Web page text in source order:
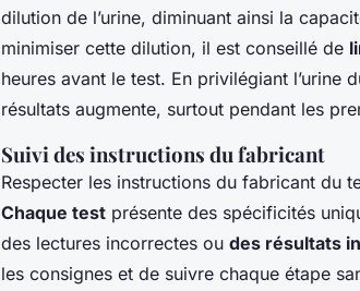
dilution de l’urine, diminuant ainsi la
minimiser cette dilution, il est conseillé de
heures avant le test. En privilégiant l’urine
résultats augmente, surtout pendant les
Suivi des instructions du fabricant
Respecter les instructions du fabricant du
Chaque test présente des spécificités
des lectures incorrectes ou des résultats
les consignes et de suivre chaque étape